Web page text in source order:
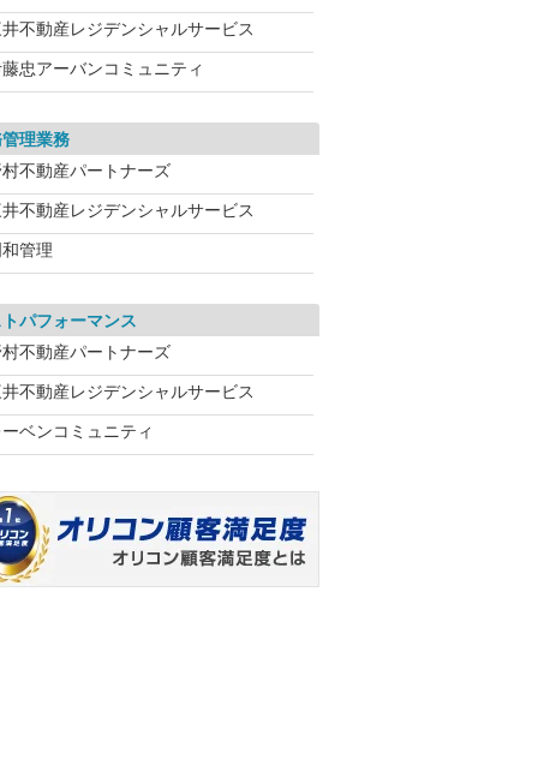
井不動産レジデンシャルサービス
忠アーバンコミュニティ
理業務
村不動産パートナーズ
井不動産レジデンシャルサービス
管理
トパフォーマンス
村不動産パートナーズ
井不動産レジデンシャルサービス
ーベンコミュニティ